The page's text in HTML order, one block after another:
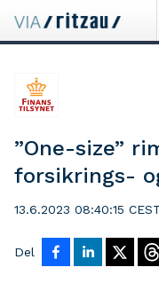
”One-size”
forsikrings-
13.6.2023 08:40:15
Del